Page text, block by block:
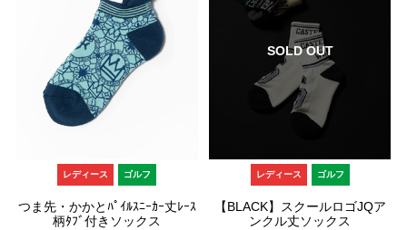
レディース ゴルフ
つま先・かかとﾊﾟｲﾙｽﾆｰｶｰ丈ﾚｰｽ
柄ﾀﾌﾞ付きソックス
SOLD OUT
レディース ゴルフ
【BLACK】スクールロゴJQア
ンクル丈ソックス